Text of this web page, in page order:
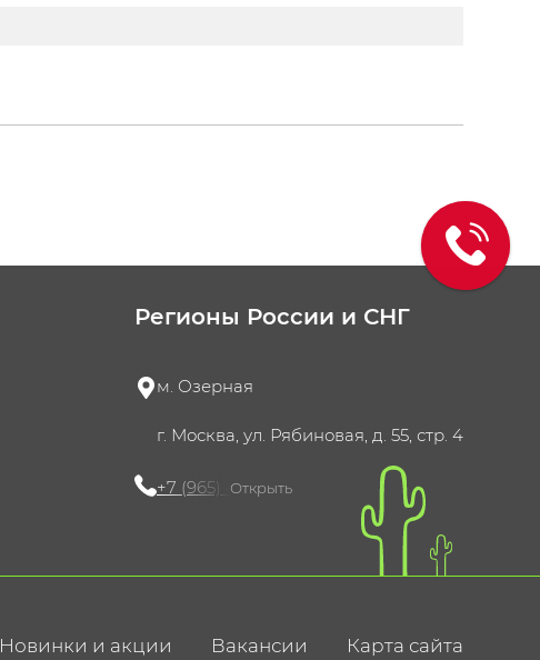
Регионы России и СНГ
м. Озерная
г. Москва, ул. Рябиновая, д. 55, стр. 4
+7 (965) 420-10-10
Открыть
Новинки и акции Вакансии Карта сайта